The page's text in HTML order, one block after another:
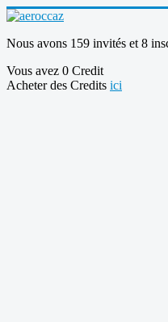
Nous avons 159 invités et 8
Vous avez 0 Credit
Acheter des Credits ici